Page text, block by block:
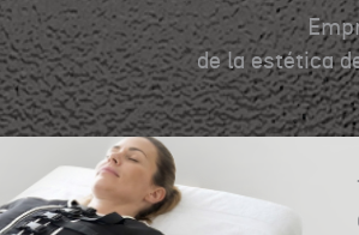
de la estética